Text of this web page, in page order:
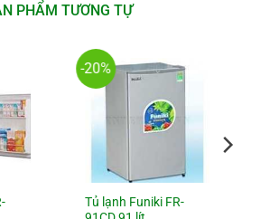
PHẨM TƯƠNG TỰ
-20%
Tủ lạnh Funiki FR-